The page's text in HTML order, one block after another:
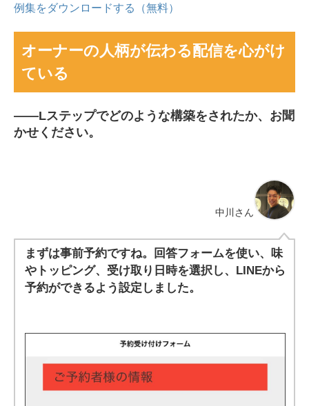
例集をダウンロードする（無料）
オーナーの人柄が伝わる配信を心がけ
ている
――Lステップでどのような構築をされたか、お聞
かせください。
中川さん
まずは事前予約ですね。回答フォームを使い、味
やトッピング、受け取り日時を選択し、LINEから
予約ができるよう設定しました。